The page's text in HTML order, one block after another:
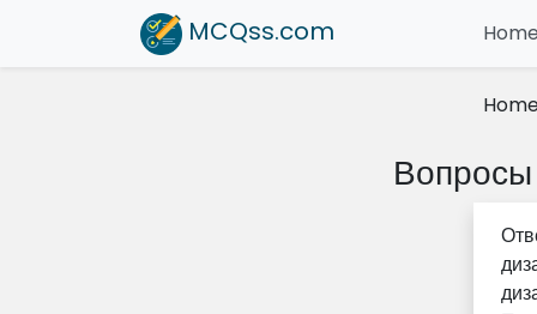
MCQss.com Home
Вопросы